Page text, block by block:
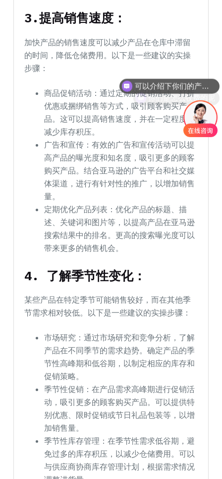
3.提高销售速度 ：
加快产品的销售速度可以减少产品在仓库中滞留
的时间，降低仓储费用。以下是一些建议的实操
步骤：
商品促销活动：通过定期的促销活动、打折
优惠或捆绑销售等方式，吸引顾客购买产
品。这可以提高销售速度，并在一定程度上
减少库存积压。
广告和宣传：有效的广告和宣传活动可以提
高产品的曝光度和知名度，吸引更多的顾客
购买产品。结合亚马逊的广告平台和社交媒
体渠道，进行有针对性的推广，以增加销售
量。
定期优化产品列表：优化产品的标题、描
述、关键词和图片等，以提高产品在亚马逊
搜索结果中的排名。更高的搜索曝光度可以
带来更多的销售机会。
4. 了解季节性变化：
某些产品在特定季节可能销售较好，而在其他季
节需求相对较低。以下是一些建议的实操步骤：
市场研究：通过市场研究和竞争分析，了解
产品在不同季节的需求趋势。确定产品的季
节性高峰期和低谷期，以制定相应的库存和
促销策略。
季节性促销：在产品需求高峰期进行促销活
动，吸引更多的顾客购买产品。可以提供特
别优惠、限时促销或节日礼品包装等，以增
加销售量。
季节性库存管理：在季节性需求低谷期，避
免过多的库存积压，以减少仓储费用。可以
与供应商协商库存管理计划，根据需求情况
你们是怎么收费的呢